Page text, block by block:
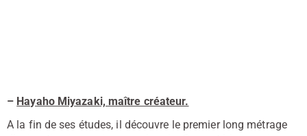
– Hayaho Miyazaki, maître créateur.
A la fin de ses études, il découvre le premier long métrage